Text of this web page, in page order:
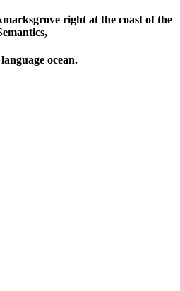
right at the coast of the
ocean.